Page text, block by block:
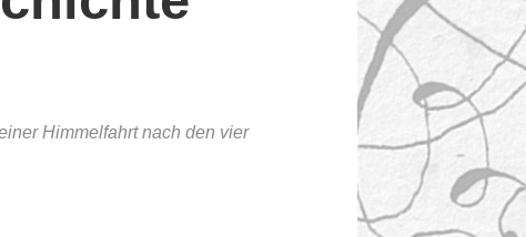
Himmelfahrt nach den vier